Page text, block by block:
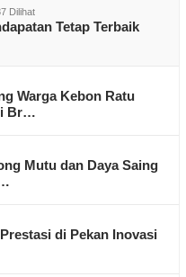
Dilihat
Tetap Terbaik
Warga Kebon Ratu
Br…
Mutu dan Daya Saing
di Pekan Inovasi